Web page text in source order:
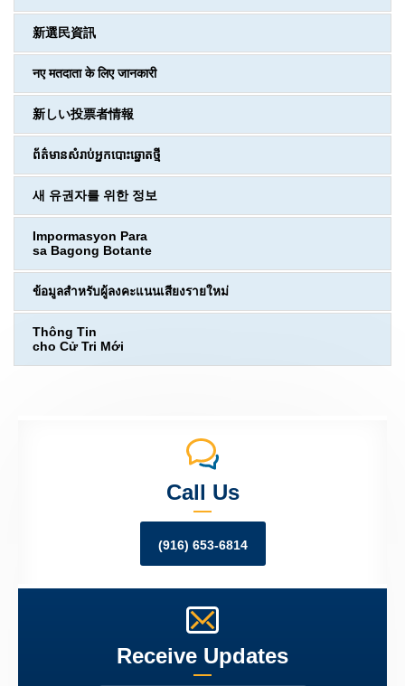
新選民資訊
नए मतदाता के लिए जानकारी
新しい投票者情報
ព័ត៌មានសំរាប់អ្នកបោះឆ្នោតថ្មី
새 유권자를 위한 정보
Impormasyon Para
sa Bagong Botante
ข้อมูลสำหรับผู้ลงคะแนนเสียงรายใหม่
Thông Tin
cho Cử Tri Mới
Call Us
(916) 653-6814
Receive Updates